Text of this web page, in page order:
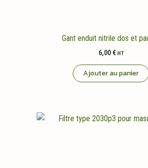
Gant enduit nitrile dos et
6,00 € HT
Ajouter au panier